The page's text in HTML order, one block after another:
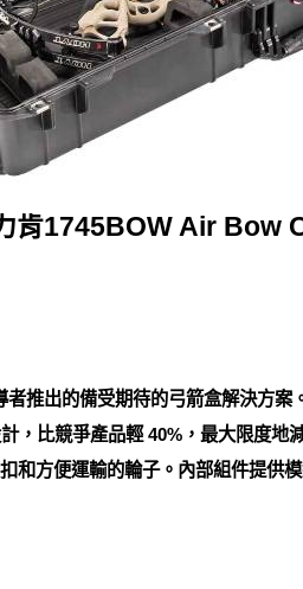
肯1745BOW Air Bow
推出的備受期待的弓箭盒解決方案
比競爭產品輕 40%，最大限度地
和方便運輸的輪子。內部組件提供